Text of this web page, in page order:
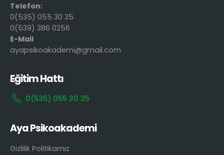
Telefon:
0(535) 055 30 35
0(539) 386 0256
E-Mail
ayapsikoakademi@gmail.com
Eğitim Hattı
0(535) 055 30 35
Aya Psikoakademi
Gizlilik Politikamız